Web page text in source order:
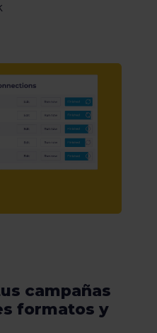
campañas
formatos y